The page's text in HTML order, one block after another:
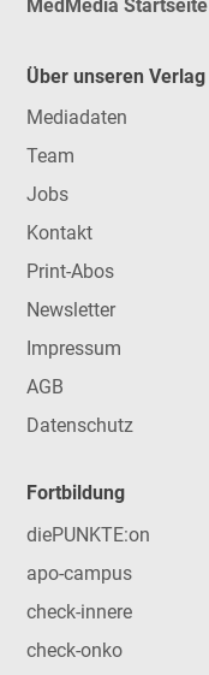
MedMedia Startseite
Über unseren Verlag
Mediadaten
Team
Jobs
Kontakt
Print-Abos
Newsletter
Impressum
AGB
Datenschutz
Fortbildung
diePUNKTE:on
apo-campus
check-innere
check-onko